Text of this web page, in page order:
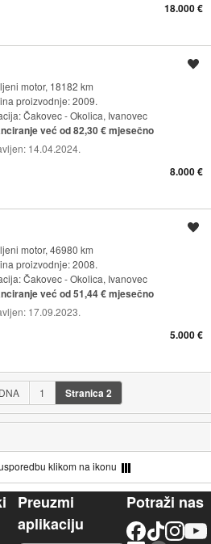
18.000 €
motor, 18182 km
proizvodnje: 2009.
Čakovec - Okolica, Ivanovec
već od 82,30 € mjesečno
14.04.2024.
8.000 €
motor, 46980 km
proizvodnje: 2008.
Čakovec - Okolica, Ivanovec
već od 51,44 € mjesečno
17.09.2023.
5.000 €
1 Stranica2
klikom na ikonu
Preuzmi
aplikaciju
Potraži nas